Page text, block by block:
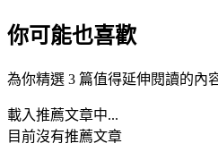
你可能也喜歡
為你精選 3 篇值得延伸閱讀的內
載入推薦文章中...
目前沒有推薦文章